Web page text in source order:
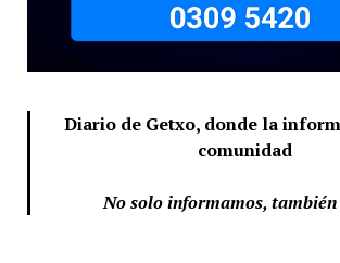
Diario de Getxo, donde la
comunidad
No solo informamos, también